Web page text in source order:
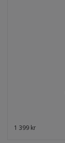
1 399 kr